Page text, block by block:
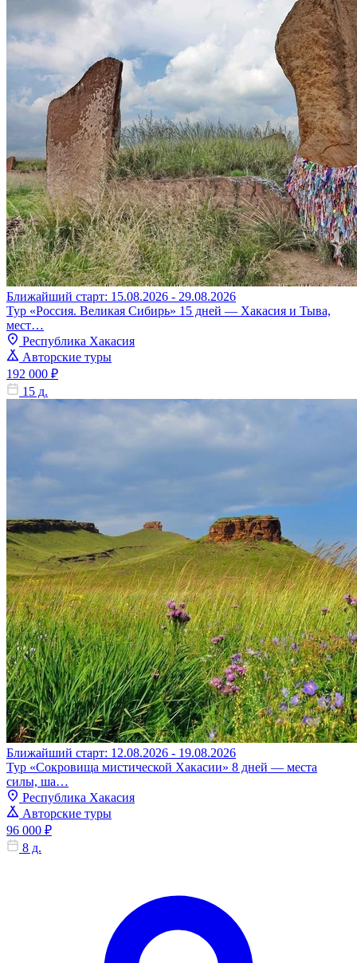
Ближайший старт: 15.08.2026 - 29.08.2026
Тур «Россия. Великая Сибирь» 15 дней — Хакасия и Тыва,
мест…
Республика Хакасия
Авторские туры
192 000 ₽
15 д.
Ближайший старт: 12.08.2026 - 19.08.2026
Тур «Сокровища мистической Хакасии» 8 дней — места
силы, ша…
Республика Хакасия
Авторские туры
96 000 ₽
8 д.